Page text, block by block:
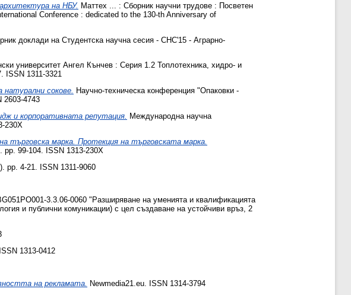
на НБУ. Маттех ... : Сборник научни трудове : Посветен
Conference : dedicated to the 130-th Anniversary of
доклади на Студентска научна сесия - СНС'15 - Аграрно-
университет Ангел Кънчев : Серия 1.2 Топлотехника, хидро- и
ISSN 1311-3321
натурални сокове. Научно-техническа конференция "Опаковки -
2603-4743
и корпоративната репутация. Международна научна
230X
търговска марка. Протекция на търговската марка.
99-104. ISSN 1313-230X
pp. 4-21. ISSN 1311-9060
3.3.06-0060 "Разширяване на уменията и квалификацията
и публични комуникации) с цел създаване на устойчиви връз, 2
1313-0412
на рекламата. Newmedia21.eu. ISSN 1314-3794